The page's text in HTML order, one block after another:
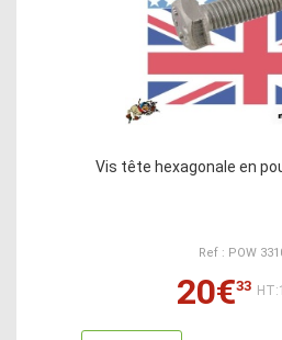
Vis tête hexagonale en
Ref : POW
20€33